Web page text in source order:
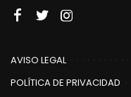
AVISO LEGAL
POLÍTICA DE PRIVACIDAD